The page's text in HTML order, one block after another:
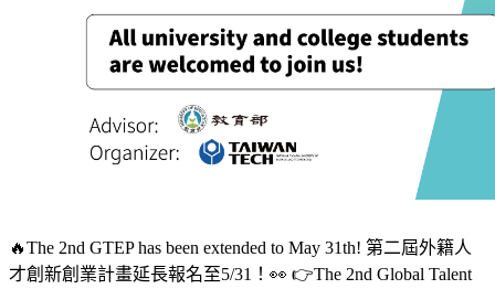
🔥The 2nd GTEP has been extended to May 31th! 第二屆外籍人
才創新創業計畫延長報名至5/31！👀 👉The 2nd Global Talent